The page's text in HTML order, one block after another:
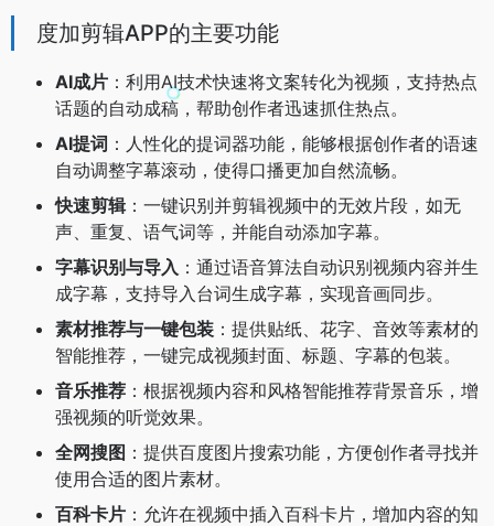
度加剪辑APP的主要功能
AI成片 ：利用AI技术快速将文案转化为视频，支持热点
话题的自动成稿，帮助创作者迅速抓住热点。
AI提词 ：人性化的提词器功能，能够根据创作者的语速
自动调整字幕滚动，使得口播更加自然流畅。
快速剪辑：一键识别并剪辑视频中的无效片段，如无
声、重复、语气词等，并能自动添加字幕。
字幕识别与导入 ：通过语音算法自动识别视频内容并生
成字幕，支持导入台词生成字幕，实现音画同步。
素材推荐与一键包装 ：提供贴纸、花字、音效等素材的
智能推荐，一键完成视频封面、标题、字幕的包装。
音乐推荐 ：根据视频内容和风格智能推荐背景音乐，增
强视频的听觉效果。
全网搜图 ：提供百度图片搜索功能，方便创作者寻找并
使用合适的图片素材。
百科卡片 ：允许在视频中插入百科卡片，增加内容的知